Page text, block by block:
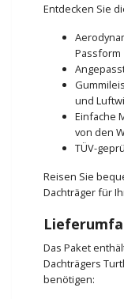
Entdecken Sie
Passform
und
Einfache
von den
TÜV-
Reisen Sie
Dachträger für
Das Paket
Dachträgers
benötigen: